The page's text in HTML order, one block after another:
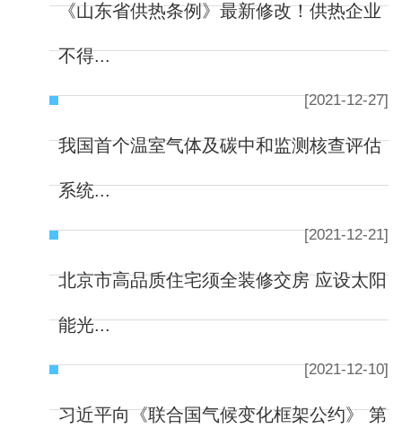
《山东省供热条例》最新修改！供热企业
不得...
[2021-12-27]
我国首个温室气体及碳中和监测核查评估
系统...
[2021-12-21]
北京市高品质住宅须全装修交房 应设太阳
能光...
[2021-12-10]
习近平向《联合国气候变化框架公约》 第